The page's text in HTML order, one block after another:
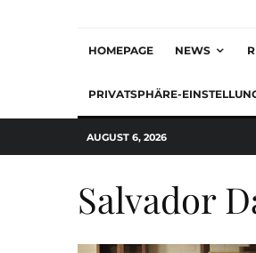
HOMEPAGE NEWS
PRIVATSPHÄRE-
AUGUST 6, 2026
Salvador